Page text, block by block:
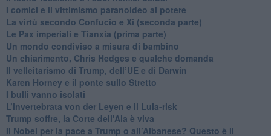
​I comici e il vittimismo paranoideo al potere
​La virtù secondo Confucio e Xi (seconda parte)
Le Pax imperiali e Tianxia (prima parte)
Un mondo condiviso a misura di bambino
​Un chiarimento, Chris Hedges e qualche domanda
Il velleitarismo di Trump, dell’UE e di Darwin
​Karen Horney e il ponte sullo Stretto
​I bulli vanno isolati
L’invertebrata von der Leyen e il Lula-risk
Trump soffre, la Corte dell'Aia è viva
​Il Nobel per la pace a Trump o all’Albanese? Questo è il